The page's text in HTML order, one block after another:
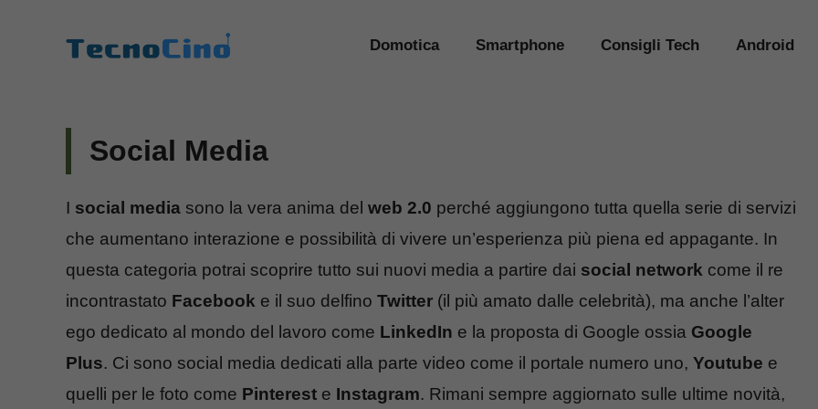
Domotica Smartphone Consigli Tech Android
Social Media
I social media sono la vera anima del web 2.0 perché aggiungono tutta quella serie di servizi
che aumentano interazione e possibilità di vivere un’esperienza più piena ed appagante. In
questa categoria potrai scoprire tutto sui nuovi media a partire dai social network come il re
incontrastato Facebook e il suo delfino Twitter (il più amato dalle celebrità), ma anche l’alter
ego dedicato al mondo del lavoro come LinkedIn e la proposta di Google ossia Google
Plus. Ci sono social media dedicati alla parte video come il portale numero uno, Youtube e
quelli per le foto come Pinterest e Instagram. Rimani sempre aggiornato sulle ultime novità,